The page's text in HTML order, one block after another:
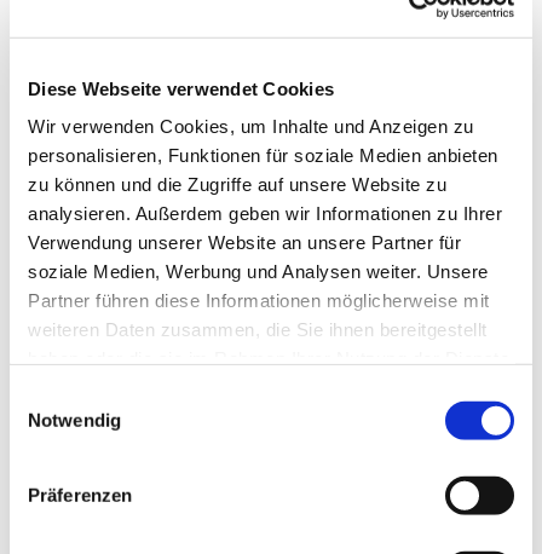
Diese Webseite verwendet Cookies
Wir verwenden Cookies, um Inhalte und Anzeigen zu
personalisieren, Funktionen für soziale Medien anbieten
zu können und die Zugriffe auf unsere Website zu
analysieren. Außerdem geben wir Informationen zu Ihrer
Verwendung unserer Website an unsere Partner für
soziale Medien, Werbung und Analysen weiter. Unsere
Partner führen diese Informationen möglicherweise mit
weiteren Daten zusammen, die Sie ihnen bereitgestellt
Notwendig
Präferenzen
Dies könnte Sie auch
interessieren